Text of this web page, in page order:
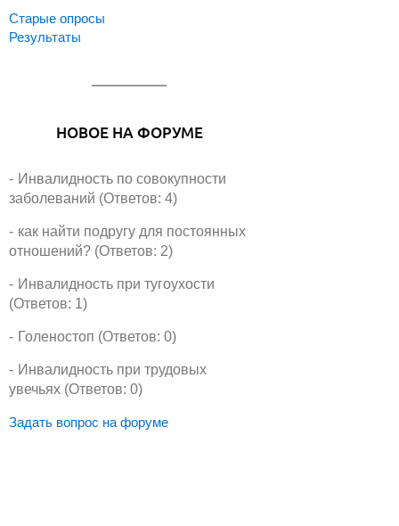
Старые опросы
Результаты
НОВОЕ НА ФОРУМЕ
Инвалидность по совокупности
заболеваний (Ответов: 4)
как найти подругу для постоянных
отношений? (Ответов: 2)
Инвалидность при тугоухости
(Ответов: 1)
Голеностоп (Ответов: 0)
Инвалидность при трудовых
увечьях (Ответов: 0)
Задать вопрос на форуме